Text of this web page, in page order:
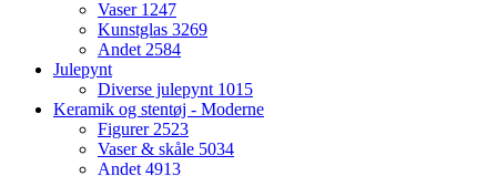
Vaser 1247
Kunstglas 3269
Andet2584
Julepynt
Diverse julepynt 1015
Keramik og stentøj - Moderne
Figurer2523
Vaser & skåle 5034
Andet4913